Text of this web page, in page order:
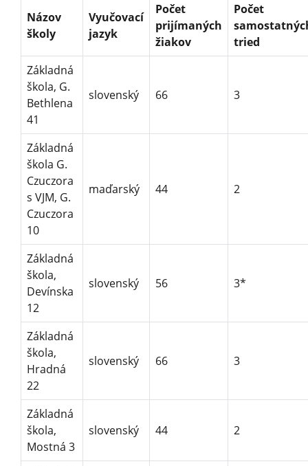
Názov
školy
Vyučovací
jazyk
Počet
prijímaných
žiakov
Počet
tried
Základná
škola, G.
Bethlena
41
slovenský 66 3
Základná
škola G.
Czuczora
s VJM, G.
Czuczora
10
maďarský 44 2
Základná
škola,
Devínska
12
slovenský 56 3*
Základná
škola,
Hradná
22
slovenský 66 3
Základná
škola,
Mostná 3
slovenský 44 2